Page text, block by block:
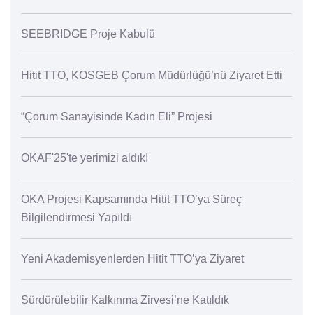
SEEBRIDGE Proje Kabulü
Hitit TTO, KOSGEB Çorum Müdürlüğü’nü Ziyaret Etti
“Çorum Sanayisinde Kadın Eli” Projesi
OKAF'25'te yerimizi aldık!
OKA Projesi Kapsamında Hitit TTO’ya Süreç
Bilgilendirmesi Yapıldı
Yeni Akademisyenlerden Hitit TTO’ya Ziyaret
Sürdürülebilir Kalkınma Zirvesi’ne Katıldık